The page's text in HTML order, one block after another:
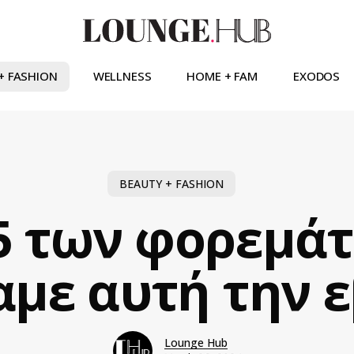
FASHION WELLNESS HOME + FAM EXODOS
BEAUTY + FASHION
των
αυτή την
Lounge Hub